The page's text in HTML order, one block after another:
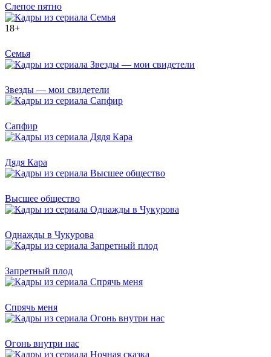
Слепое пятно
18+
Семья
Звезды — мои свидетели
Сапфир
Дядя Кара
Высшее общество
Однажды в Чукурова
Запретный плод
Спрячь меня
Огонь внутри нас